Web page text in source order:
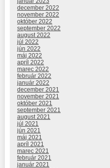
december 2022
november 2022
október 2022
september 2022
august 2022
júl 2022
jún 2022
máj 2022
apríl 2022
marec 2022
február 2022
január 2022
december 2021
november 2021
október 2021
september 2021
august 2021
júl 2021
jún 2021
máj 2021
apríl 2021
marec 2021
február 2021
január 2021